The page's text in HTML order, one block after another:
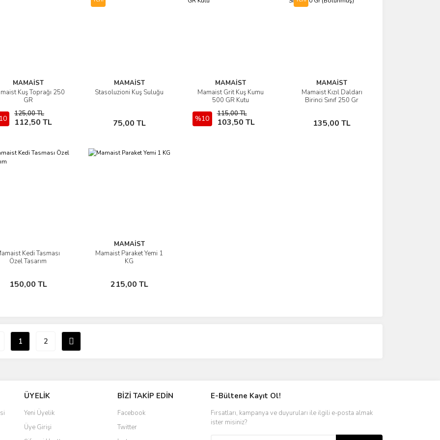
MAMAİST
Kuş Toprağı 250
GR
125,00 TL
112,50 TL
İncele
Sepete Ekle
MAMAİST
Stasoluzioni Kuş Suluğu
75,00 TL
İncele
Sepete Ekle
MAMAİST
Mamaist Grit Kuş Kumu
500 GR Kutu
%10
115,00 TL
103,50 TL
İncele
Sepete Ekle
MAMAİST
Mamaist Kızıl Daldarı
Birinci Sınıf 250 Gr
135,00 TL
İncele
Sepete Ekle
Kedi Tasması
Özel Tasarım
150,00 TL
İncele
Sepete Ekle
MAMAİST
Mamaist Paraket Yemi 1
KG
215,00 TL
İncele
Sepete Ekle
1 2
ÜYELİK
Yeni Üyelik
Üye Girişi
BİZİ TAKİP EDİN
Facebook
Twitter
E-Bültene Kayıt Ol!
Fırsatları, kampanya ve duyuruları ile ilgili e-posta almak
ister misiniz?